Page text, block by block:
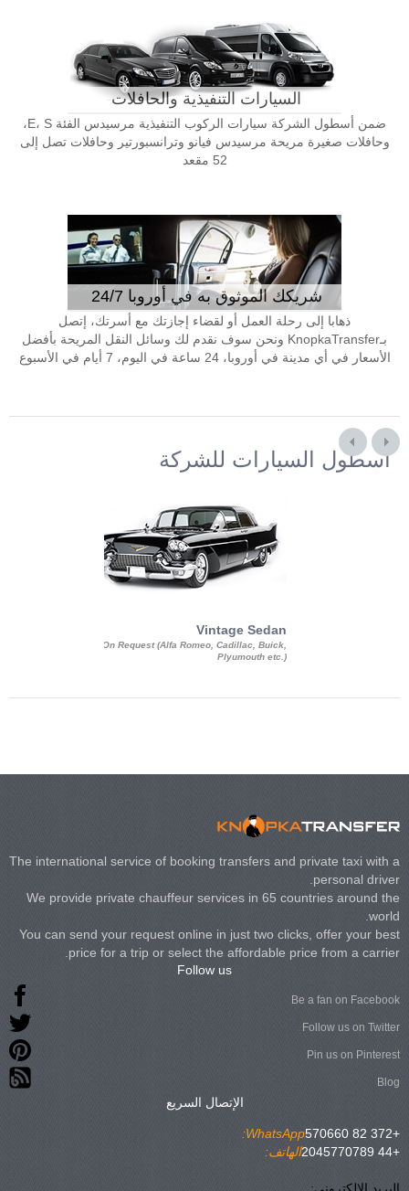
السيارات التنفيذية والحافلات
ضمن أسطول الشركة سيارات الركوب التنفيذية مرسيدس الفئة E، S،
وحافلات صغيرة مريحة مرسيدس فيانو وترانسبورتير وحافلات تصل إلى
52 مقعد
شريكك الموثوق به في أوروبا 24/7
ذهابا إلى رحلة العمل أو لقضاء إجازتك مع أسرتك، إتصل
بـKnopkaTransfer ونحن سوف نقدم لك وسائل النقل المريحة بأفضل
الأسعار في أي مدينة في أوروبا، 24 ساعة في اليوم، 7 أيام في الأسبوع
أسطول السيارات للشركة
Vintage Sedan
On Request (Alfa Romeo, Cadillac, Buick,
Plyumouth etc.)
The international service of booking transfers and private taxi with a
personal driver.
We provide private chauffeur services in 65 countries around the
world.
You can send your request online in just two clicks, offer your best
price for a trip or select the affordable price from a carrier.
Follow us
Be a fan on Facebook
Follow us on Twitter
Pin us on Pinterest
Blog
الإتصال السريع
WhatsApp:
+372 82 570660
الهاتف:
+44 2045770789